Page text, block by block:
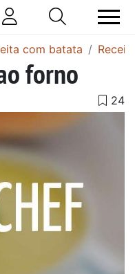
com batata
forno